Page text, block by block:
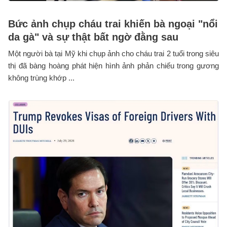
Bức ảnh chụp cháu trai khiến bà ngoại "nổi
da gà" và sự thật bất ngờ đằng sau
Một người bà tại Mỹ khi chụp ảnh cho cháu trai 2 tuổi trong siêu
thị đã bàng hoàng phát hiện hình ảnh phản chiếu trong gương
không trùng khớp ...